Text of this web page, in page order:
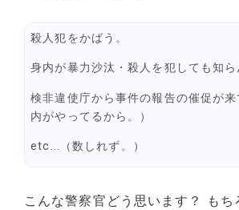
殺人犯をかばう。
身内が暴力沙汰・殺人を犯しても知ら
検非違使庁から事件の報告の催促が
内がやってるから。）
etc...（数しれず。）
こんな警察官どう思います？ もち